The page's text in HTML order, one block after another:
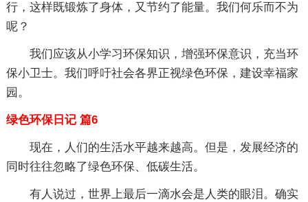
行，这样既锻炼了身体，又节约了能量。我们何乐而不为
呢？
我们应该从小学习环保知识，增强环保意识，充当环
保小卫士。我们呼吁社会各界正视绿色环保，建设幸福家
园。
绿色环保日记 篇6
现在，人们的生活水平越来越高。但是，发展经济的
同时往往忽略了绿色环保、低碳生活。
有人说过，世界上最后一滴水会是人类的眼泪。确实